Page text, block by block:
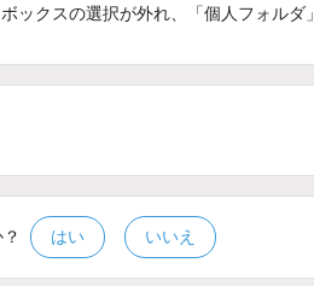
ボックスの選択が外れ、「個人フォル
はい いいえ